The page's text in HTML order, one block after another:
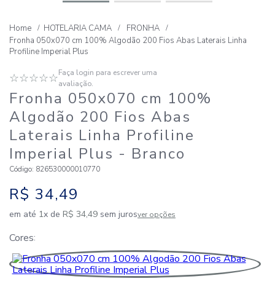
HOTELARIA CAMA
FRONHA
Fronha 050x070 cm 100% Algodão 200 Fios Abas Laterais Linha
Profiline Imperial Plus
☆☆☆☆☆Faça login para escrever uma
avaliação.
Fronha 050x070 cm 100%
Algodão 200 Fios Abas
Laterais Linha Profiline
Imperial Plus - Branco
Código: 826530000010770
R$ 34,49
em até 1x de R$ 34,49 sem jurosver opções
Cores